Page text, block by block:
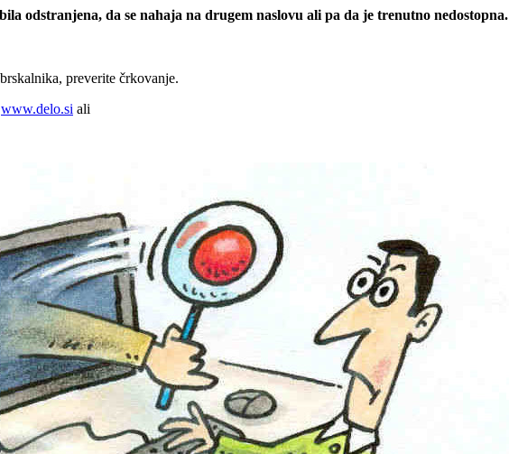
odstranjena, da se nahaja na drugem naslovu ali pa da je trenutno nedostopna.
preverite črkovanje.
www.delo.si ali